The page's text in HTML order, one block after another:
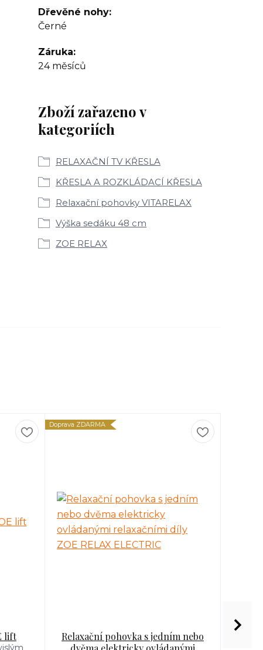
Dřevěné nohy
Černé
Záruka
24 měsíců
Zboží zařazeno v
kategoriích
RELAXAČNÍ TV KŘESLA
KŘESLA A ROZKLÁDACÍ KŘESLA
Relaxační pohovky VITARELAX
Výška sedáku 48 cm
ZOE RELAX
lift
Doprava ZDARMA
Relaxační pohovka s jedním nebo